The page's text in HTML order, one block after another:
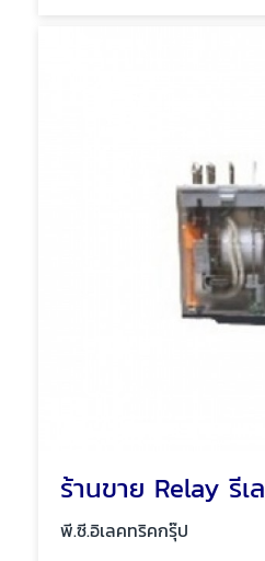
ร้านขาย Relay รี
พี.ซี.อิเลคทริคกรุ๊ป